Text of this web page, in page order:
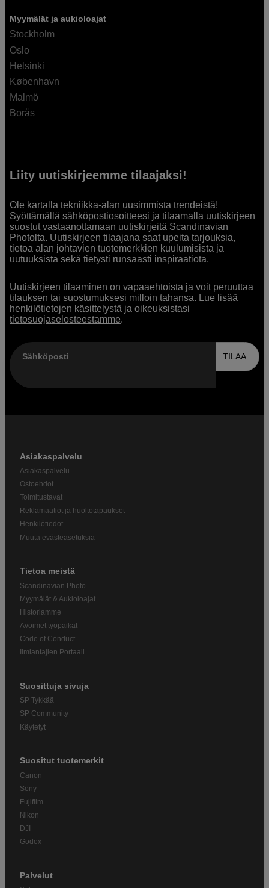
Myymälät ja aukioloajat
Stockholm
Oslo
Helsinki
København
Malmö
Borås
Liity uutiskirjeemme tilaajaksi!
Ole kartalla tekniikka-alan uusimmista trendeistä!
Syöttämällä sähköpostiosoitteesi ja tilaamalla uutiskirjeen
suostut vastaanottamaan uutiskirjeitä Scandinavian
Photolta. Uutiskirjeen tilaajana saat upeita tarjouksia,
tietoa alan johtavien tuotemerkkien kuulumisista ja
uutuuksista sekä tietysti runsaasti inspiraatiota.
Uutiskirjeen tilaaminen on vapaaehtoista ja voit peruuttaa
tilauksen tai suostumuksesi milloin tahansa. Lue lisää
henkilötietojen käsittelystä ja oikeuksistasi
tietosuojaselosteestamme.
Sähköposti TILAA
Asiakaspalvelu
Asiakaspalvelu
Ostoehdot
Toimitustavat
Reklamaatiot ja huoltotapaukset
Henkilötiedot
Muuta evästeasetuksia
Tietoa meistä
Scandinavian Photo
Myymälät & Aukioloajat
Historiamme
Avoimet työpaikat
Code of Conduct
Ilmiantajien Portaali
Suosittuja sivuja
SP Tykkää
SP Community
Käytetyt
Suositut tuotemerkit
Canon
Sony
Fujifilm
Nikon
DJI
Godox
Palvelut